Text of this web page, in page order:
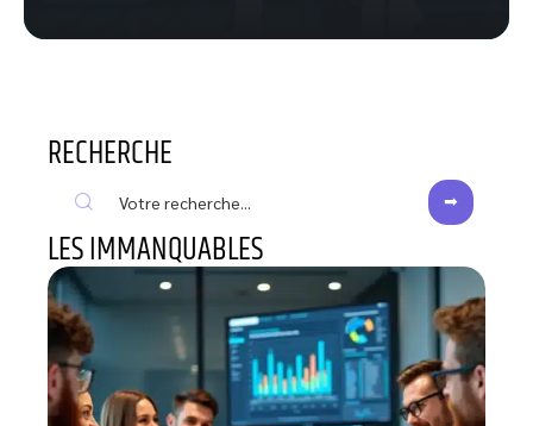
RECHERCHE
LES IMMANQUABLES